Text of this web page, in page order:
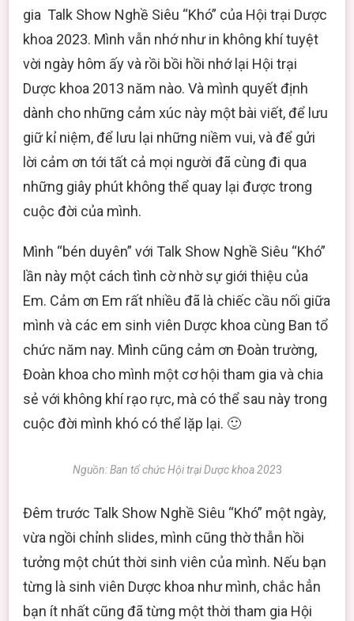
gia Talk Show Nghề Siêu “Khó” của Hội trại Dược
khoa 2023. Mình vẫn nhớ như in không khí tuyệt
vời ngày hôm ấy và rồi bồi hồi nhớ lại Hội trại
Dược khoa 2013 năm nào. Và mình quyết định
dành cho những cảm xúc này một bài viết, để lưu
giữ kỉ niệm, để lưu lại những niềm vui, và để gửi
lời cảm ơn tới tất cả mọi người đã cùng đi qua
những giây phút không thể quay lại được trong
cuộc đời của mình.
Mình “bén duyên” với Talk Show Nghề Siêu “Khó”
lần này một cách tình cờ nhờ sự giới thiệu của
Em. Cảm ơn Em rất nhiều đã là chiếc cầu nối giữa
mình và các em sinh viên Dược khoa cùng Ban tổ
chức năm nay. Mình cũng cảm ơn Đoàn trường,
Đoàn khoa cho mình một cơ hội tham gia và chia
sẻ với không khí rạo rực, mà có thể sau này trong
cuộc đời mình khó có thể lặp lại. 🙂
Nguồn: Ban tổ chức Hội trại Dược khoa 2023
Đêm trước Talk Show Nghề Siêu “Khó” một ngày,
vừa ngồi chỉnh slides, mình cũng thờ thẫn hồi
tưởng một chút thời sinh viên của mình. Nếu bạn
từng là sinh viên Dược khoa như mình, chắc hẳn
bạn ít nhất cũng đã từng một thời tham gia Hội